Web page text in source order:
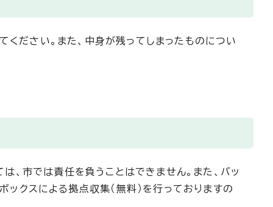
ください。また、中身が残ってしまったものについ
、市では責任を負うことはできません。また、バッ
クスによる拠点収集（無料）を行っておりますの